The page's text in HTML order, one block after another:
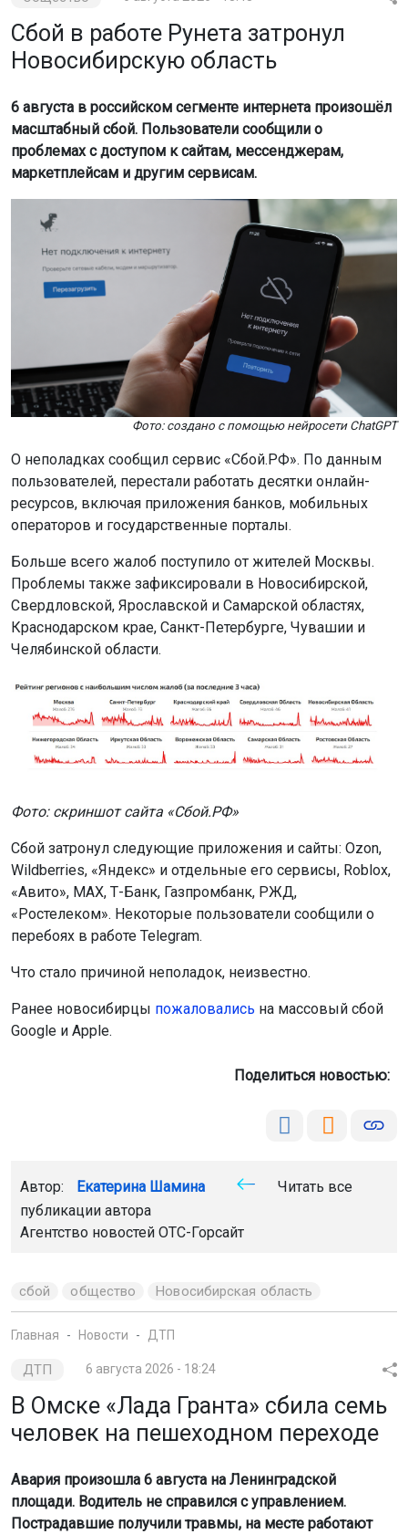
Сбой в работе Рунета затронул
Новосибирскую область
6 августа в российском сегменте интернета произошёл
масштабный сбой. Пользователи сообщили о
проблемах с доступом к сайтам, мессенджерам,
маркетплейсам и другим сервисам.
Фото: создано с помощью нейросети ChatGPT
О неполадках сообщил сервис «Сбой.РФ». По данным
пользователей, перестали работать десятки онлайн-
ресурсов, включая приложения банков, мобильных
операторов и государственные порталы.
Больше всего жалоб поступило от жителей Москвы.
Проблемы также зафиксировали в Новосибирской,
Свердловской, Ярославской и Самарской областях,
Краснодарском крае, Санкт-Петербурге, Чувашии и
Челябинской области.
Фото: скриншот сайта «Сбой.РФ»
Сбой затронул следующие приложения и сайты: Ozon,
Wildberries, «Яндекс» и отдельные его сервисы, Roblox,
«Авито», MAX, Т-Банк, Газпромбанк, РЖД,
«Ростелеком». Некоторые пользователи сообщили о
перебоях в работе Telegram.
Что стало причиной неполадок, неизвестно.
Ранее новосибирцы пожаловались на массовый сбой
Google и Apple.
Поделиться новостью:
Автор: Екатерина Шамина
Читать все
публикации автора
Агентство новостей ОТС-Горсайт
сбой общество Новосибирская область
Главная Новости ДТП
ДТП 6 августа 2026 - 18:24
В Омске «Лада Гранта» сбила семь
человек на пешеходном переходе
Авария произошла 6 августа на Ленинградской
площади. Водитель не справился с управлением.
Пострадавшие получили травмы, на месте работают